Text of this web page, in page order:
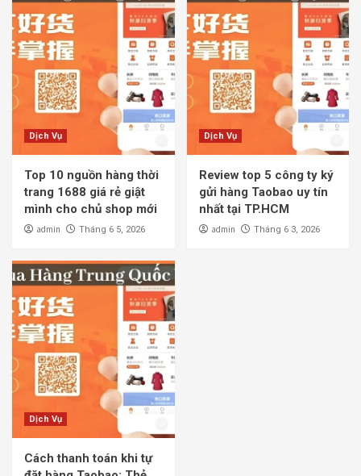
Dịch Vụ
Top 10 nguồn hàng thời
trang 1688 giá rẻ giật
mình cho chủ shop mới
admin Tháng 6 5, 2026
Dịch Vụ
Review top 5 công ty ký
gửi hàng Taobao uy tín
nhất tại TP.HCM
admin Tháng 6 3, 2026
Dịch Vụ
Cách thanh toán khi tự